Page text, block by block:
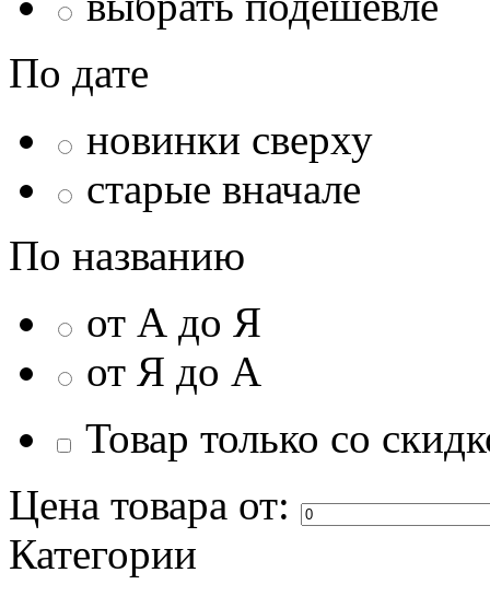
По дате
новинки сверху
старые вначале
По названию
от А до Я
от Я до А
Товар только со
Цена товара от:
Категории